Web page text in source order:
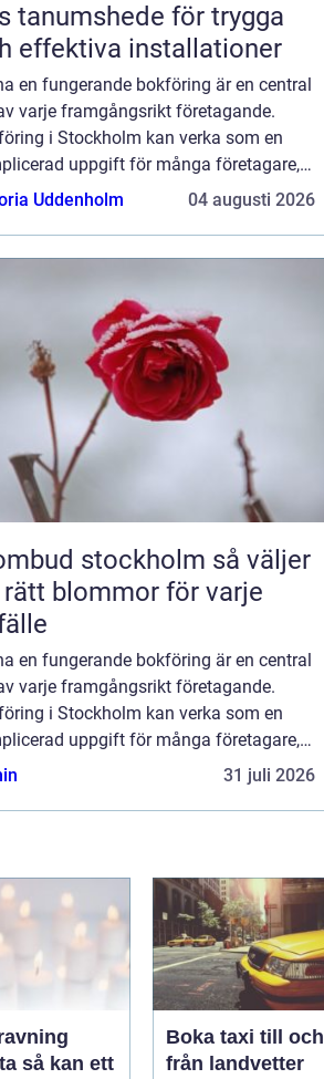
tanumshede för trygga
effektiva installationer
en fungerande bokföring är en central
varje framgångsrikt företagande.
i Stockholm kan verka som en
uppgift för många företagare,
med rätt kunskap och stöd bl...
Uddenholm 04 augusti 2026
stockholm så väljer
rätt blommor för varje
en fungerande bokföring är en central
varje framgångsrikt företagande.
i Stockholm kan verka som en
uppgift för många företagare,
med rätt kunskap och stöd bl...31 juli 2026
ett
Boka taxi till och
från landvetter